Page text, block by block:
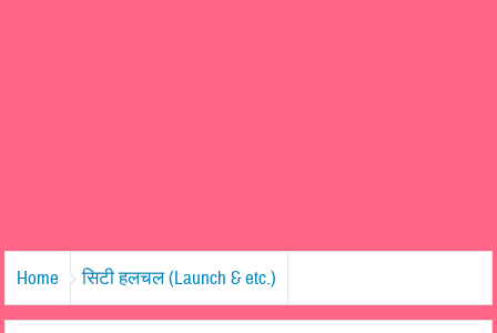
Home सिटी हलचल (Launch & etc.)